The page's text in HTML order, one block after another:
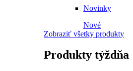
Novinky
Nové
Zobraziť všetky produkty
Produkty týždňa